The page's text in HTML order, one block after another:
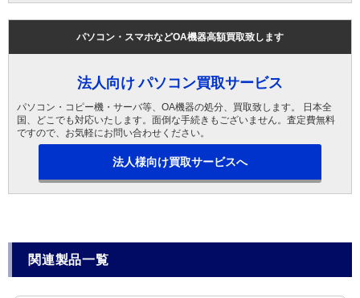
パソコン・スマホなどOA機器高額買取致します
法人向け パソコン買取サービス
パソコン・コピー機・サーバ等、OA機器の処分、買取致します。 日本全
国、どこでも対応いたします。面倒な手続きもございません。査定費無料
ですので、お気軽にお問い合わせください。
法人様向け買取サービスへ
関連製品一覧